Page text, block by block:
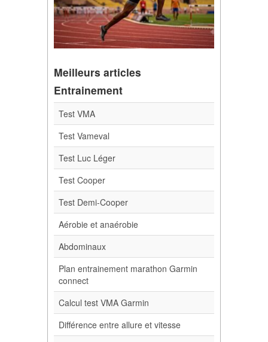
Meilleurs articles
Entrainement
Test VMA
Test Vameval
Test Luc Léger
Test Cooper
Test Demi-Cooper
Aérobie et anaérobie
Abdominaux
Plan entrainement marathon Garmin
connect
Calcul test VMA Garmin
Différence entre allure et vitesse